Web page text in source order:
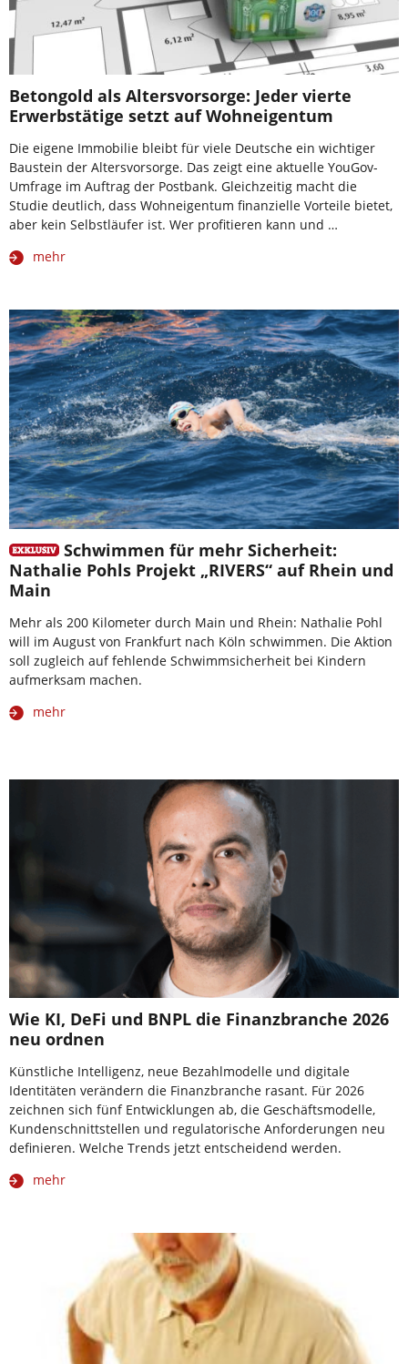
Betongold als Altersvorsorge: Jeder vierte
Erwerbstätige setzt auf Wohneigentum
Die eigene Immobilie bleibt für viele Deutsche ein wichtiger
Baustein der Altersvorsorge. Das zeigt eine aktuelle YouGov-
Umfrage im Auftrag der Postbank. Gleichzeitig macht die
Studie deutlich, dass Wohneigentum finanzielle Vorteile bietet,
aber kein Selbstläufer ist. Wer profitieren kann und …
mehr
Schwimmen für mehr Sicherheit:
Nathalie Pohls Projekt „RIVERS“ auf Rhein und
Main
Mehr als 200 Kilometer durch Main und Rhein: Nathalie Pohl
will im August von Frankfurt nach Köln schwimmen. Die Aktion
soll zugleich auf fehlende Schwimmsicherheit bei Kindern
aufmerksam machen.
mehr
Wie KI, DeFi und BNPL die Finanzbranche 2026
neu ordnen
Künstliche Intelligenz, neue Bezahlmodelle und digitale
Identitäten verändern die Finanzbranche rasant. Für 2026
zeichnen sich fünf Entwicklungen ab, die Geschäftsmodelle,
Kundenschnittstellen und regulatorische Anforderungen neu
definieren. Welche Trends jetzt entscheidend werden.
mehr